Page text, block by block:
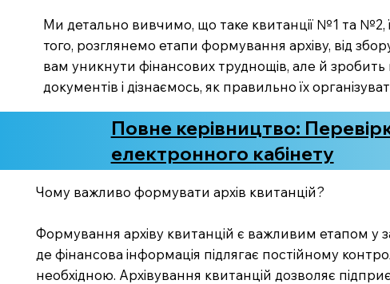
Ми детально вивчимо, що таке квитанції №1 та №2,
того, розглянемо етапи формування архіву, від
вам уникнути фінансових труднощів, але й
документів і дізнаємось, як правильно їх
Повне керівництво:
електронного кабінету
Чому важливо формувати архів квитанцій?
Формування архіву квитанцій є важливим етапом у
де фінансова інформація підлягає постійному
необхідною. Архівування квитанцій дозволяє